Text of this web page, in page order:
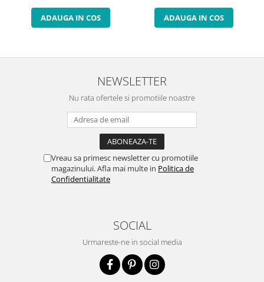
ADAUGA IN COS ADAUGA IN COS
NEWSLETTER
Nu rata ofertele si promotiile noastre
Vreau sa primesc newsletter cu promotiile
magazinului. Afla mai multe in Politica de
Confidentialitate
SOCIAL
Urmareste-ne in social media